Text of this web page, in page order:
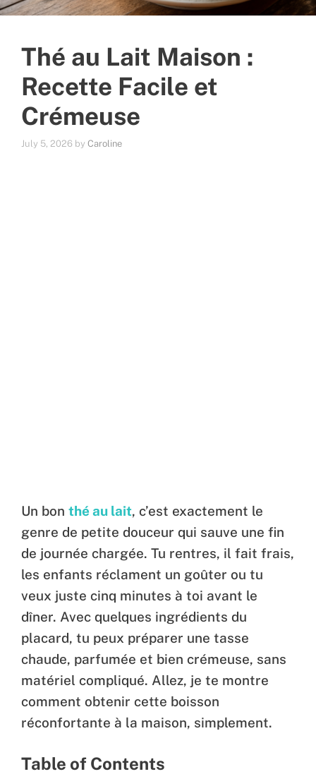
Thé au Lait Maison :
Recette Facile et
Crémeuse
July 5, 2026 by Caroline
Un bon thé au lait, c’est exactement le
genre de petite douceur qui sauve une fin
de journée chargée. Tu rentres, il fait frais,
les enfants réclament un goûter ou tu
veux juste cinq minutes à toi avant le
dîner. Avec quelques ingrédients du
placard, tu peux préparer une tasse
chaude, parfumée et bien crémeuse, sans
matériel compliqué. Allez, je te montre
comment obtenir cette boisson
réconfortante à la maison, simplement.
Table of Contents